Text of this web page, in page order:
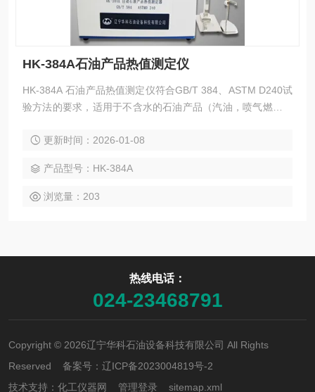
HK-384A石油产品热值测定仪
HK-384A 石油产品热值测定仪符合GB/T 384、ASTM D240试
验方法的要求，适用于不含水的石油产品（汽油，喷气燃料，
更新时间：2026-01-08
产品型号：HK-384A
浏览量：203
热线电话：
024-23468791
Copyright © 2026辽宁华科石油设备科技有限公司 All Rights
Reserved 备案号： 辽ICP备2023004819号-2
技术支持： 化工仪器网 管理登录 sitemap.xml